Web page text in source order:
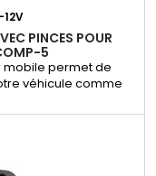
PINCES POUR
5
permet de
véhicule comme
d’énergie, même